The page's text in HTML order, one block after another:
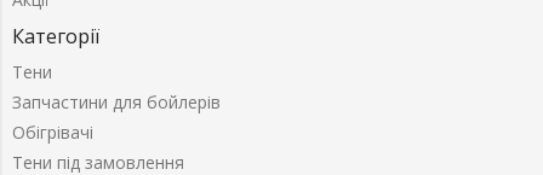
Категорії
Тени
Запчастини для бойлерів
Обігрівачі
Тени під замовлення